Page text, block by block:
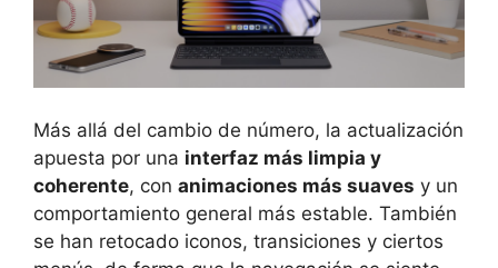
Más allá del cambio de número, la actualización
apuesta por una interfaz más limpia y
coherente, con animaciones más suaves y un
comportamiento general más estable. También
se han retocado iconos, transiciones y ciertos